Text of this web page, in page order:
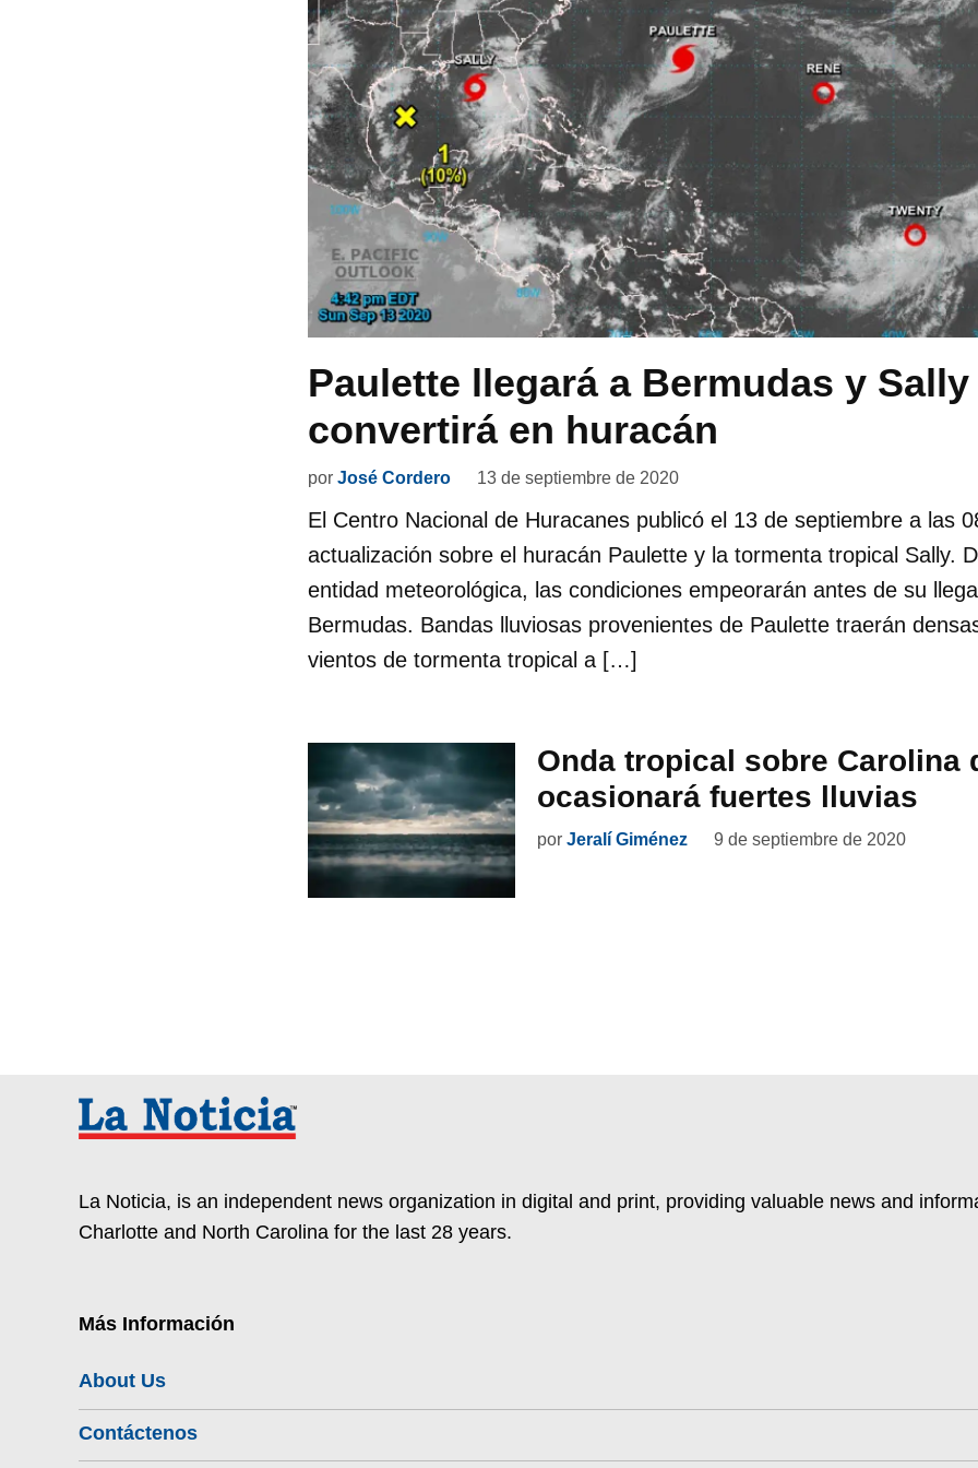
Paulette llegará a Bermudas y Sally
convertirá en huracán
por José Cordero 13 de septiembre de 2020
El Centro Nacional de Huracanes publicó el 13 de septiembre a las
actualización sobre el huracán Paulette y la tormenta tropical Sally.
entidad meteorológica, las condiciones empeorarán antes de su
Bermudas. Bandas lluviosas provenientes de Paulette traerán
vientos de tormenta tropical a […]
Onda tropical sobre Carolina
ocasionará fuertes lluvias
por Jeralí Giménez 9 de septiembre de 2020
La Noticia, is an independent news organization in digital and print, providing valuable news and
Charlotte and North Carolina for the last 28 years.
Más Información
About Us
Contáctenos